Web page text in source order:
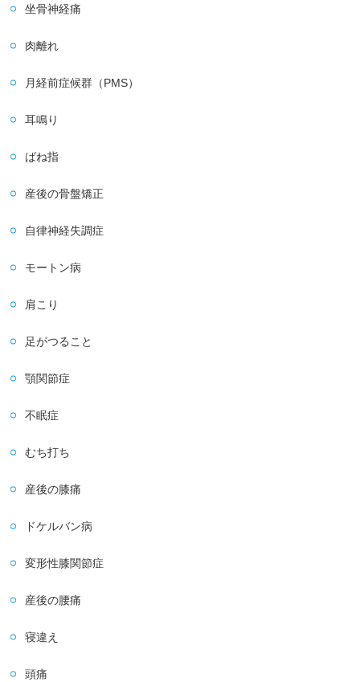
坐骨神経痛
肉離れ
月経前症候群（PMS）
耳鳴り
ばね指
産後の骨盤矯正
自律神経失調症
モートン病
肩こり
足がつること
顎関節症
不眠症
むち打ち
産後の膝痛
ドケルバン病
変形性膝関節症
産後の腰痛
寝違え
頭痛